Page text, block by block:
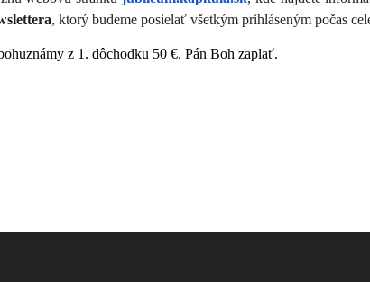
, ktorý budeme posielať všetkým prihláseným počas
z 1. dôchodku 50 €. Pán Boh zaplať.